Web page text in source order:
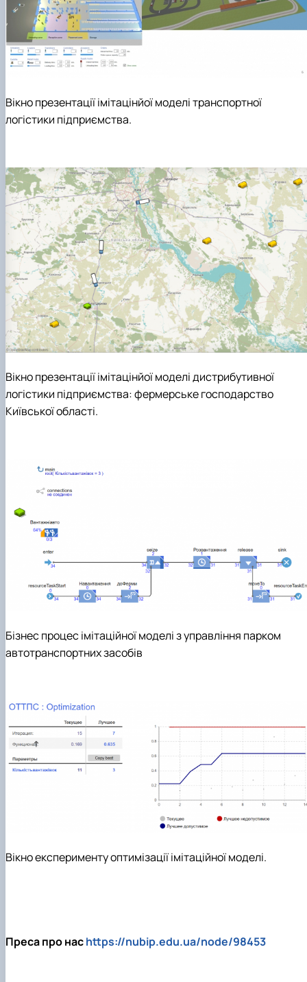
Вікно презентації імітацінйої моделі транспортної
логістики підприємства.
Вікно презентації імітацінйої моделі дистрибутивної
логістики підприємства:фермерське господарство
Київської області.
Бізнес процес імітаційної моделі з управління парком
автотранспортних засобів
Вікно експерименту оптимізації імітаційної моделі.
Преса про насhttps://nubip.edu.ua/node/98453